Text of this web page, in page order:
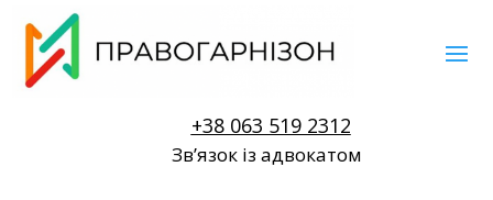
+38 063 519 2312
Звʼязок із адвокатом